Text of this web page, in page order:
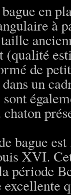
en
à
(qualité
de
un
bague
XVI.
période
excellente